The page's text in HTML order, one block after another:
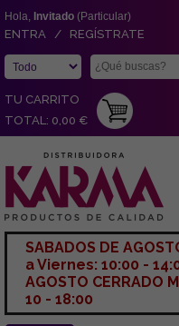
Hola, Invitado (Particular)
ENTRA / REGÍSTRATE
TU CARRITO
TOTAL: 0,00 €
SABADOS DE
a Viernes: 10:00 -
AGOSTO CERRADO
10 - 18:00